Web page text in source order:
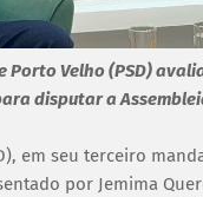
Porto Velho (PSD)
disputar a
em seu terceiro
por Jemima